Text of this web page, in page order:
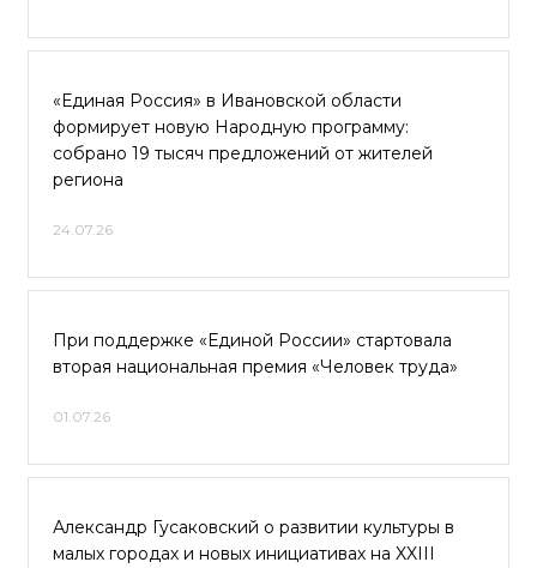
«Единая Россия» в Ивановской области
формирует новую Народную программу:
собрано 19 тысяч предложений от жителей
региона
24.07.26
При поддержке «Единой России» стартовала
вторая национальная премия «Человек труда»
01.07.26
Александр Гусаковский о развитии культуры в
малых городах и новых инициативах на XXIII